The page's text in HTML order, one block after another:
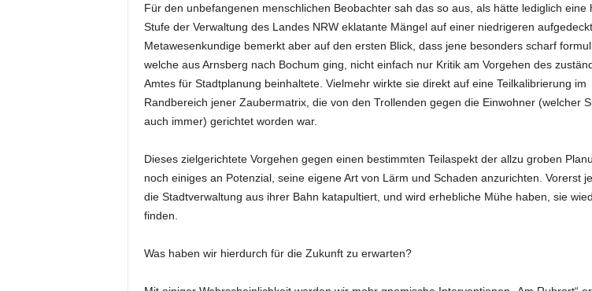
Für den unbefangenen menschlichen Beobachter sah das so aus, als hätte lediglich eine
Stufe der Verwaltung des Landes NRW eklatante Mängel auf einer niedrigeren
Metawesenkundige bemerkt aber auf den ersten Blick, dass jene besonders scharf
welche aus Arnsberg nach Bochum ging, nicht einfach nur Kritik am Vorgehen des
Amtes für Stadtplanung beinhaltete. Vielmehr wirkte sie direkt auf eine Teilkalibrierung im
Randbereich jener Zaubermatrix, die von den Trollenden gegen die Einwohner (welcher
auch immer) gerichtet worden war.
Dieses zielgerichtete Vorgehen gegen einen bestimmten Teilaspekt der allzu groben
noch einiges an Potenzial, seine eigene Art von Lärm und Schaden anzurichten. Vorerst
die Stadtverwaltung aus ihrer Bahn katapultiert, und wird erhebliche Mühe haben, sie
finden.
Was haben wir hierdurch für die Zukunft zu erwarten?